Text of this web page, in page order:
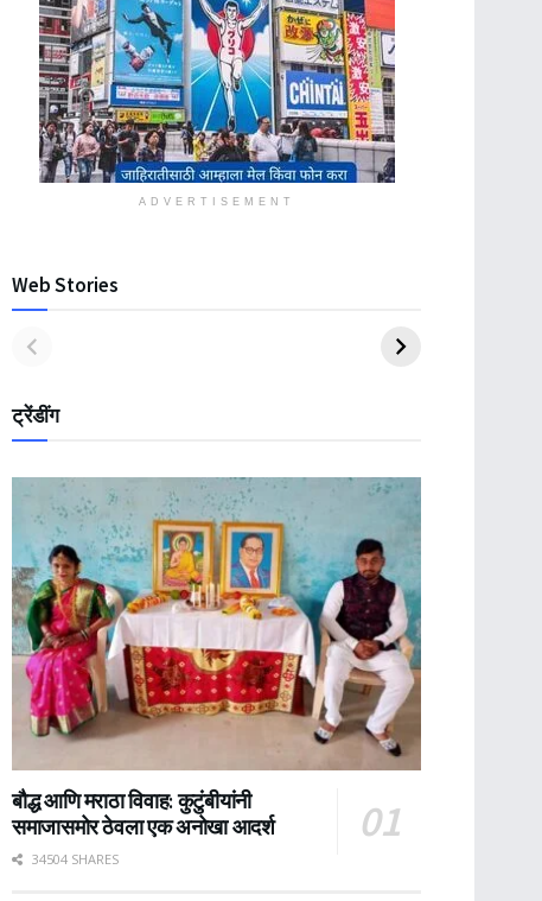
ADVERTISEMENT
Web Stories
ट्रेंडींग
बौद्ध आणि मराठा विवाह: कुटुंबीयांनी
समाजासमोर ठेवला एक अनोखा आदर्श
34504 SHARES